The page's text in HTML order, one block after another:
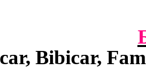
Bibicar,